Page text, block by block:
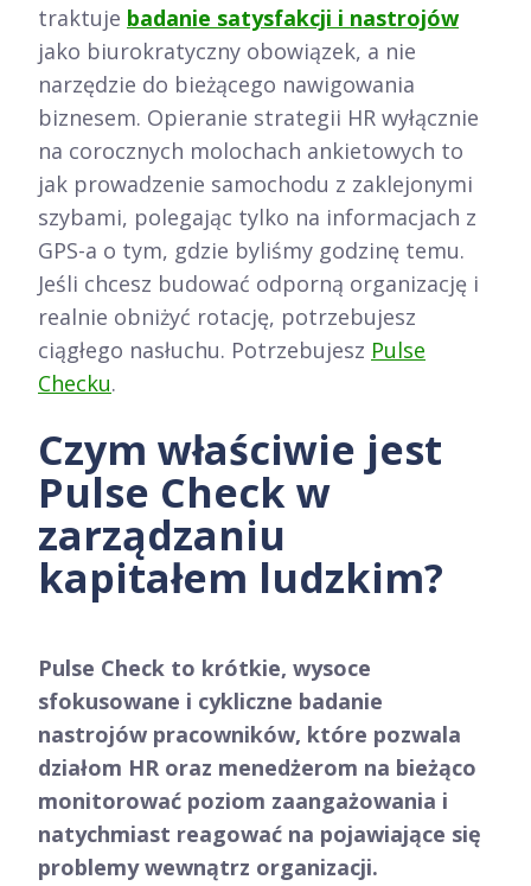
traktuje badanie satysfakcji i nastrojów
jako biurokratyczny obowiązek, a nie
narzędzie do bieżącego nawigowania
biznesem. Opieranie strategii HR wyłącznie
na corocznych molochach ankietowych to
jak prowadzenie samochodu z zaklejonymi
szybami, polegając tylko na informacjach z
GPS-a o tym, gdzie byliśmy godzinę temu.
Jeśli chcesz budować odporną organizację i
realnie obniżyć rotację, potrzebujesz
ciągłego nasłuchu. Potrzebujesz Pulse
Checku.
Czym właściwie jest
Pulse Check w
zarządzaniu
kapitałem ludzkim?
Pulse Check to krótkie, wysoce
sfokusowane i cykliczne badanie
nastrojów pracowników, które pozwala
działom HR oraz menedżerom na bieżąco
monitorować poziom zaangażowania i
natychmiast reagować na pojawiające się
problemy wewnątrz organizacji.